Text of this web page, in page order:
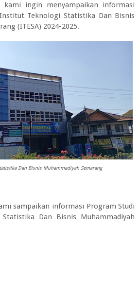
kami ingin menyampaikan informasi
Teknologi Statistika Dan Bisnis
(ITESA) 2024-2025.
Dan Bisnis Muhammadiyah Semarang
sampaikan informasi Program Studi
Dan Bisnis Muhammadiyah